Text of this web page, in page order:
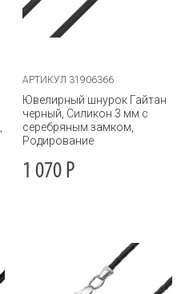
АРТИКУЛ 31906366
Ювелирный шнурок Гайтан
черный, Силикон 3 мм с
серебряным замком,
Родирование
1 070 Р